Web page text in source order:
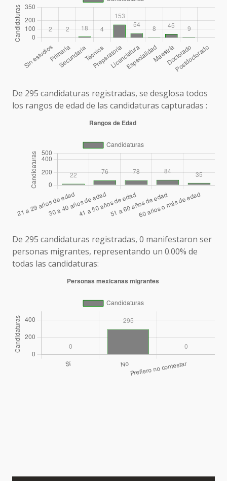
De 295 candidaturas registradas, se desglosa todos
los rangos de edad de las candidaturas capturadas :
De 295 candidaturas registradas, 0 manifestaron ser
personas migrantes, representando un 0.00% de
todas las candidaturas: